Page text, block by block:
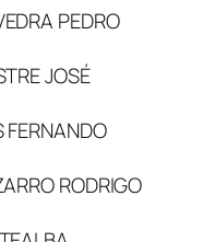
PEDRO
JOSÉ
RODRIGO